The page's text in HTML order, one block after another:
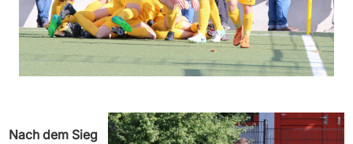
Nach dem Sieg